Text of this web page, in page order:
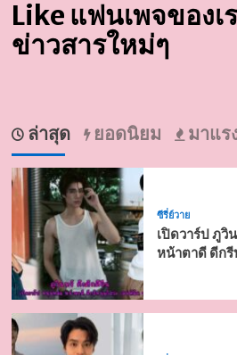
Like แฟนเพจของเ
ข่าวสารใหม่ๆ
ล่าสุด ยอดนิยม มาแร
ซีรี่ย์วาย
เปิดวาร์ป ภู
หน้าตาดี ดีกรี